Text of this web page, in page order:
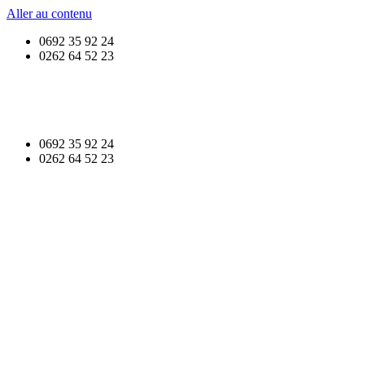
Aller au contenu
0692 35 92 24
0262 64 52 23
0692 35 92 24
0262 64 52 23